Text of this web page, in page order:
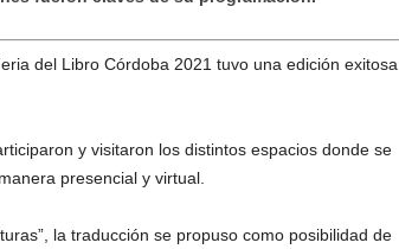
del Libro Córdoba 2021 tuvo una edición exitosa
y visitaron los distintos espacios donde se
presencial y virtual.
la traducción se propuso como posibilidad de